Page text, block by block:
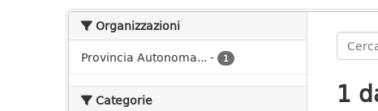
Organizzazioni
Provincia Autonoma... - 1
Categorie
1